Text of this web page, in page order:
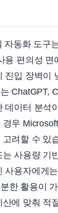
자동화 도구
용 편의성 면
진입 장벽이
ChatGPT,
데이터 분석
우
고려할 수 있
사용량 기
사용자에게
한 활용이
에 맞춰 적